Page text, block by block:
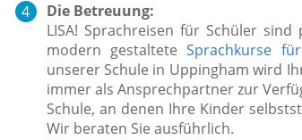
Die Betreuung:
LISA! Sprachreisen für Schüler
modern gestalteteSprachkurse
unserer Schule in Uppingham wird
immer als Ansprechpartner zur
Schule, an denen Ihre Kinder
Wir beraten Sie ausführlich.